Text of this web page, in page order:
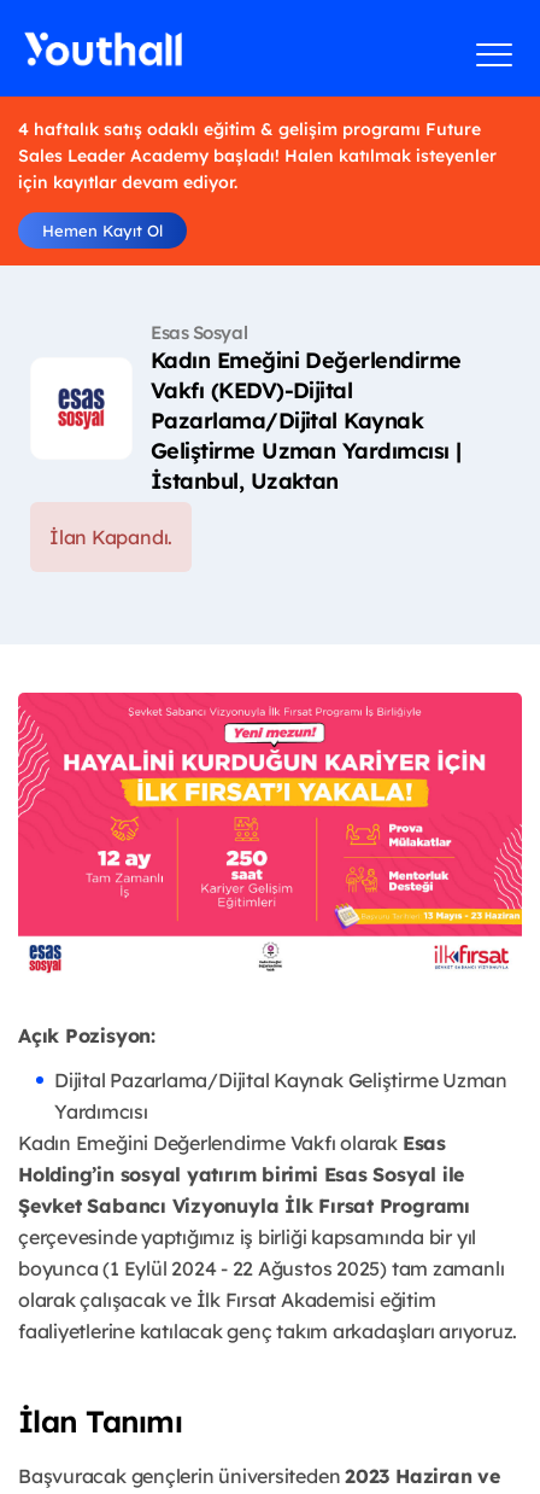
4 haftalık satış odaklı eğitim & gelişim programı Future
Sales Leader Academy başladı! Halen katılmak isteyenler
için kayıtlar devam ediyor.
Hemen Kayıt Ol
Esas Sosyal
Kadın Emeğini Değerlendirme
Vakfı (KEDV)-Dijital
Pazarlama/Dijital Kaynak
Geliştirme Uzman Yardımcısı |
İstanbul, Uzaktan
İlan Kapandı.
Açık Pozisyon:
Dijital Pazarlama/Dijital Kaynak Geliştirme Uzman
Yardımcısı
Kadın Emeğini Değerlendirme Vakfı olarak Esas
Holding’in sosyal yatırım birimi Esas Sosyal ile
Şevket Sabancı Vizyonuyla İlk Fırsat Programı
çerçevesinde yaptığımız iş birliği kapsamında bir yıl
boyunca (1 Eylül 2024 - 22 Ağustos 2025) tam zamanlı
olarak çalışacak ve İlk Fırsat Akademisi eğitim
faaliyetlerine katılacak genç takım arkadaşları arıyoruz.
İlan Tanımı
Başvuracak gençlerin üniversiteden2023 Haziran ve